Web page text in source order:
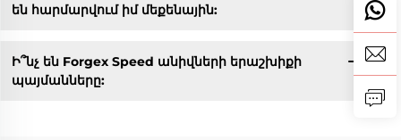
են հարմարվում իմ մեքենային:
Ի՞նչ են Forgex Speed անիվների երաշխիքի
պայմանները: